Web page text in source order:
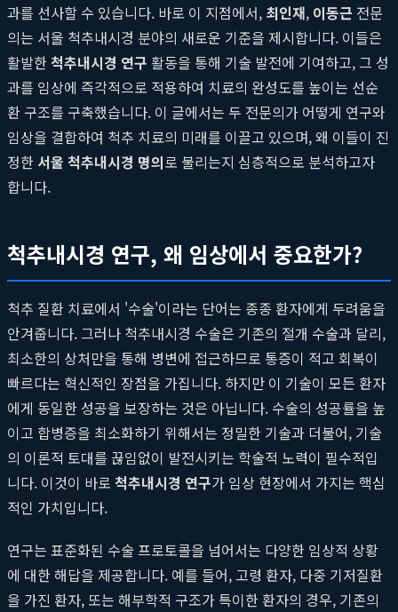
과를 선사할 수 있습니다. 바로 이 지점에서, 최인재, 이동근 전문
의는 서울 척추내시경 분야의 새로운 기준을 제시합니다. 이들은
활발한척추내시경 연구 활동을 통해 기술 발전에 기여하고, 그 성
과를 임상에 즉각적으로 적용하여 치료의 완성도를 높이는 선순
환 구조를 구축했습니다. 이 글에서는 두 전문의가 어떻게 연구와
임상을 결합하여 척추 치료의 미래를 이끌고 있으며, 왜 이들이 진
정한 서울 척추내시경 명의로 불리는지 심층적으로 분석하고자
합니다.
척추내시경 연구, 왜 임상에서 중요한가?
척추 질환 치료에서 '수술'이라는 단어는 종종 환자에게 두려움을
안겨줍니다. 그러나 척추내시경 수술은 기존의 절개 수술과 달리,
최소한의 상처만을 통해 병변에 접근하므로 통증이 적고 회복이
빠르다는 혁신적인 장점을 가집니다. 하지만 이 기술이 모든 환자
에게 동일한 성공을 보장하는 것은 아닙니다. 수술의 성공률을 높
이고 합병증을 최소화하기 위해서는 정밀한 기술과 더불어, 기술
의 이론적 토대를 끊임없이 발전시키는 학술적 노력이 필수적입
니다. 이것이 바로 척추내시경 연구가 임상 현장에서 가지는 핵심
적인 가치입니다.
연구는 표준화된 수술 프로토콜을 넘어서는 다양한 임상적 상황
에 대한 해답을 제공합니다. 예를 들어, 고령 환자, 다중 기저질환
을 가진 환자, 또는 해부학적 구조가 특이한 환자의 경우, 기존의